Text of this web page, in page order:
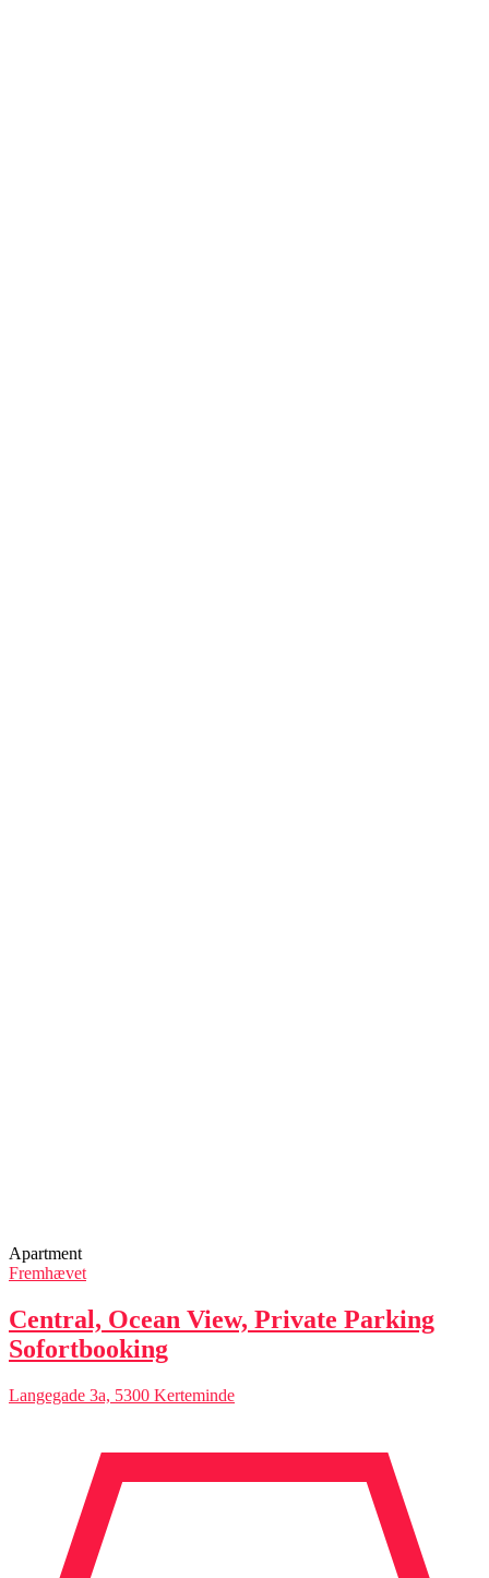
Apartment
Fremhævet
Central, Ocean View, Private Parking
Sofortbooking
Langegade 3a, 5300 Kerteminde